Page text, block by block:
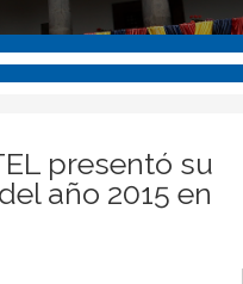
presentó su
año 2015 en